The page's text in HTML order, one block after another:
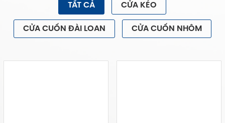
TẤT CẢ CỬA KÉO
CỬA CUỐN ĐÀI LOAN CỬA CUỐN NHÔM